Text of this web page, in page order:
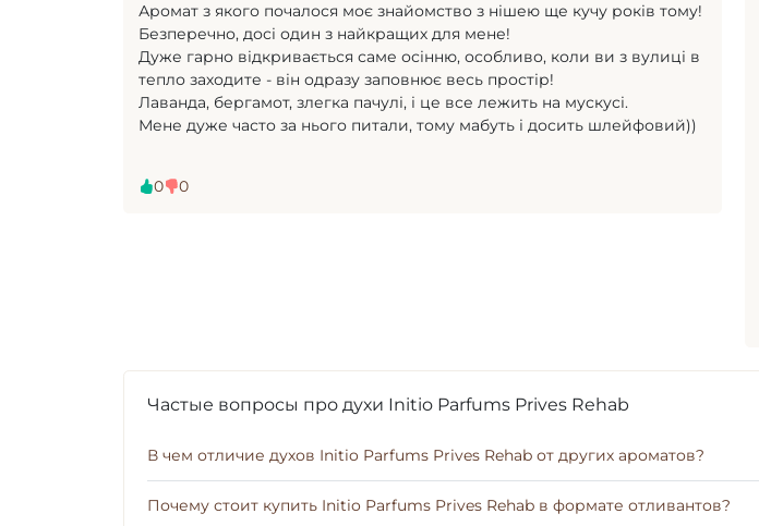
Аромат з якого почалося моє знайомство з нішею ще кучу років тому!
Безперечно, досі один з найкращих для мене!
Дуже гарно відкривається саме осінню, особливо, коли ви з вулиці в
тепло заходите - він одразу заповнює весь простір!
Лаванда, бергамот, злегка пачулі, і це все лежить на мускусі.
Мене дуже часто за нього питали, тому мабуть і досить шлейфовий))
0 0
Частые вопросы про духи Initio Parfums Prives Rehab
В чем отличие духов Initio Parfums Prives Rehab от других ароматов?
Почему стоит купить Initio Parfums Prives Rehab в формате отливантов?